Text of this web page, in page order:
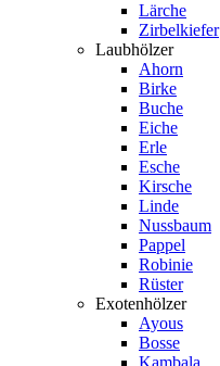
Lärche
Zirbelkiefer
Laubhölzer
Ahorn
Birke
Buche
Eiche
Erle
Esche
Kirsche
Linde
Nussbaum
Pappel
Robinie
Rüster
Exotenhölzer
Ayous
Bosse
Kambala